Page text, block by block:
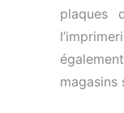
plaques
magasins